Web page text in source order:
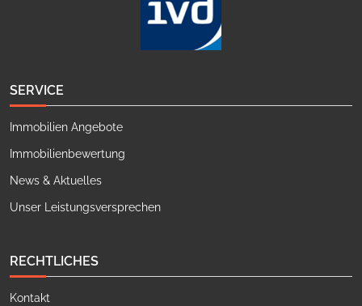
SERVICE
Immobilien Angebote
Immobilienbewertung
News & Aktuelles
Unser Leistungsversprechen
RECHTLICHES
Kontakt